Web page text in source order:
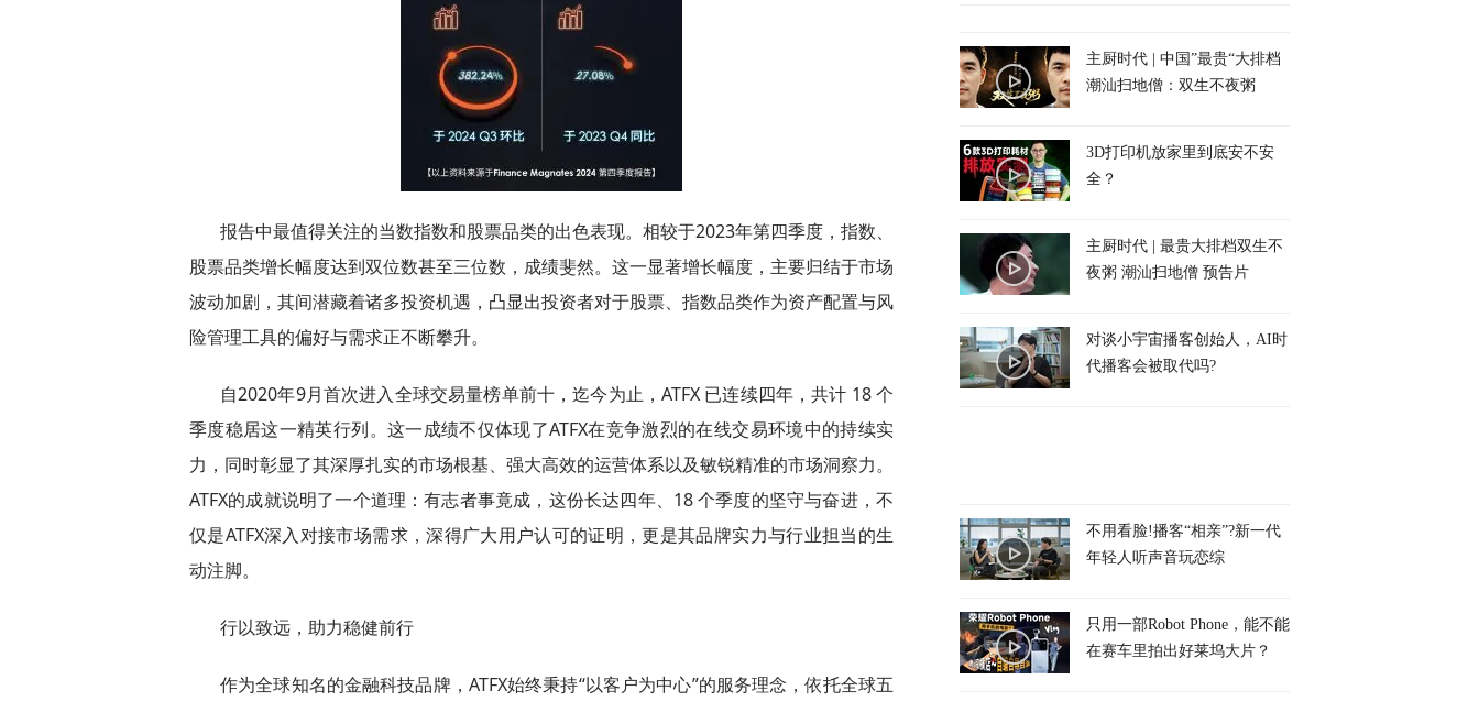
报告中最值得关注的当数指数和股票品类的出色表现。相较于2023年第四季度，指数、
股票品类增长幅度达到双位数甚至三位数，成绩斐然。这一显著增长幅度，主要归结于市场
波动加剧，其间潜藏着诸多投资机遇，凸显出投资者对于股票、指数品类作为资产配置与风
险管理工具的偏好与需求正不断攀升。
自2020年9月首次进入全球交易量榜单前十，迄今为止，ATFX 已连续四年，共计 18 个
季度稳居这一精英行列。这一成绩不仅体现了ATFX在竞争激烈的在线交易环境中的持续实
力，同时彰显了其深厚扎实的市场根基、强大高效的运营体系以及敏锐精准的市场洞察力。
ATFX的成就说明了一个道理：有志者事竟成，这份长达四年、18 个季度的坚守与奋进，不
仅是ATFX深入对接市场需求，深得广大用户认可的证明，更是其品牌实力与行业担当的生
动注脚。
行以致远，助力稳健前行
作为全球知名的金融科技品牌，ATFX始终秉持“以客户为中心”的服务理念，依托全球五
主厨时代 | 中国”最贵“大排档
潮汕扫地僧：双生不夜粥
3D打印机放家里到底安不安
全？
主厨时代 | 最贵大排档双生不
夜粥 潮汕扫地僧 预告片
对谈小宇宙播客创始人，AI时
代播客会被取代吗?
不用看脸!播客“相亲”?新一代
年轻人听声音玩恋综
只用一部Robot Phone，能不能
在赛车里拍出好莱坞大片？